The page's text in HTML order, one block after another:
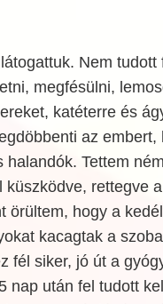
Nem tudott
megfésülni,
katéterre és
az embert,
halandók. Tettem
küszködve, rettegve
örültem, hogy a
kacagtak a
fél siker, jó út a
nap után fel tudott